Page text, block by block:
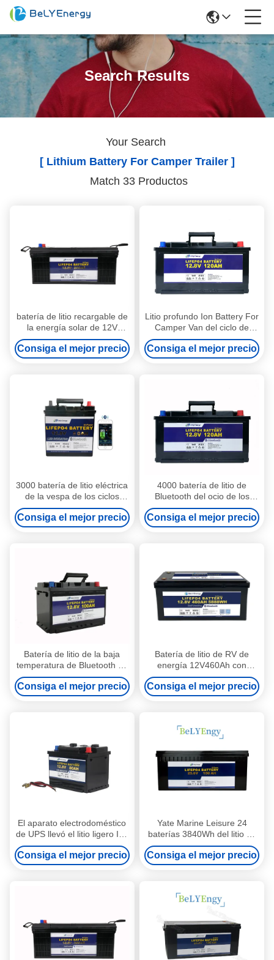
Search Results
Your Search
[ Lithium Battery For Camper Trailer ]
Match 33 Productos
batería de litio recargable de
la energía solar de 12V
200Ah para el remolque de
campista
Consiga el mejor precio
Litio profundo Ion Battery For
Camper Van del ciclo de
120AH 12V
Consiga el mejor precio
3000 batería de litio eléctrica
de la vespa de los ciclos
12.8V 50Ah para las
motocicletas
Consiga el mejor precio
4000 batería de litio de
Bluetooth del ocio de los
ciclos 12V 100AH para
Garmin Panoptix
Consiga el mejor precio
Batería de litio de la baja
temperatura de Bluetooth de
los elementos de calefacción
12V 100AH recargable
Consiga el mejor precio
Batería de litio de RV de
energía 12V460Ah con
protección contra sobre y
bajo voltaje
Consiga el mejor precio
El aparato electrodoméstico
de UPS llevó el litio ligero Ion
Battery de la batería de litio
12v 80ah
Consiga el mejor precio
Yate Marine Leisure 24
baterías 3840Wh del litio de
voltio
Consiga el mejor precio